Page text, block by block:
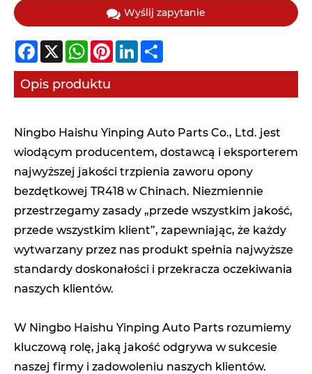
Wyślij zapytanie
Facebook
X WhatsAppPinterestLinkedIn
Opis produktu
Ningbo Haishu Yinping Auto Parts Co., Ltd. jest
wiodącym producentem, dostawcą i eksporterem
najwyższej jakości trzpienia zaworu opony
bezdętkowej TR418 w Chinach. Niezmiennie
przestrzegamy zasady „przede wszystkim jakość,
przede wszystkim klient”, zapewniając, że każdy
wytwarzany przez nas produkt spełnia najwyższe
standardy doskonałości i przekracza oczekiwania
naszych klientów.
W Ningbo Haishu Yinping Auto Parts rozumiemy
kluczową rolę, jaką jakość odgrywa w sukcesie
naszej firmy i zadowoleniu naszych klientów.